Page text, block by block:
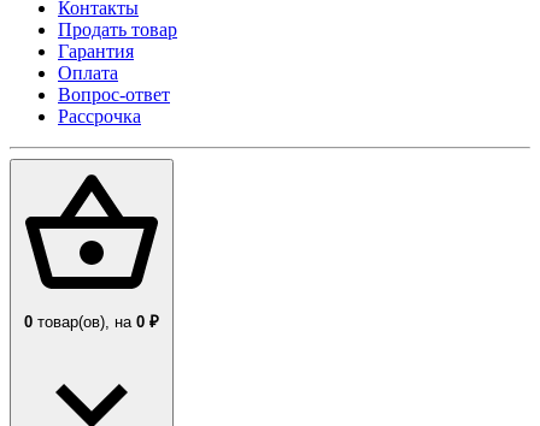
Контакты
Продать товар
Гарантия
Оплата
Вопрос-ответ
Рассрочка
0 товар(ов), на 0 ₽